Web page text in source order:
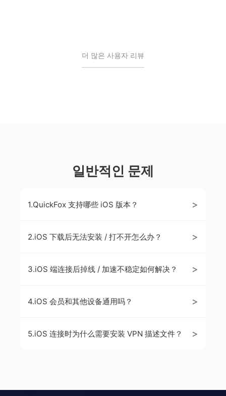
더 많은 사용자 리뷰
일반적인 문제
1.QuickFox 支持哪些 iOS 版本？ >
2.iOS 下载后无法安装 / 打不开怎么办？ >
3.iOS 端连接后掉线 / 加速不稳定如何解决？ >
4.iOS 会员和其他设备通用吗？ >
5.iOS 连接时为什么需要安装 VPN 描述文件？ >